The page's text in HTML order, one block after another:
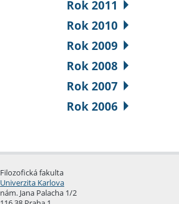
Rok 2011
Rok 2010
Rok 2009
Rok 2008
Rok 2007
Rok 2006
Filozofická fakulta
Univerzita Karlova
nám. Jana Palacha 1/2